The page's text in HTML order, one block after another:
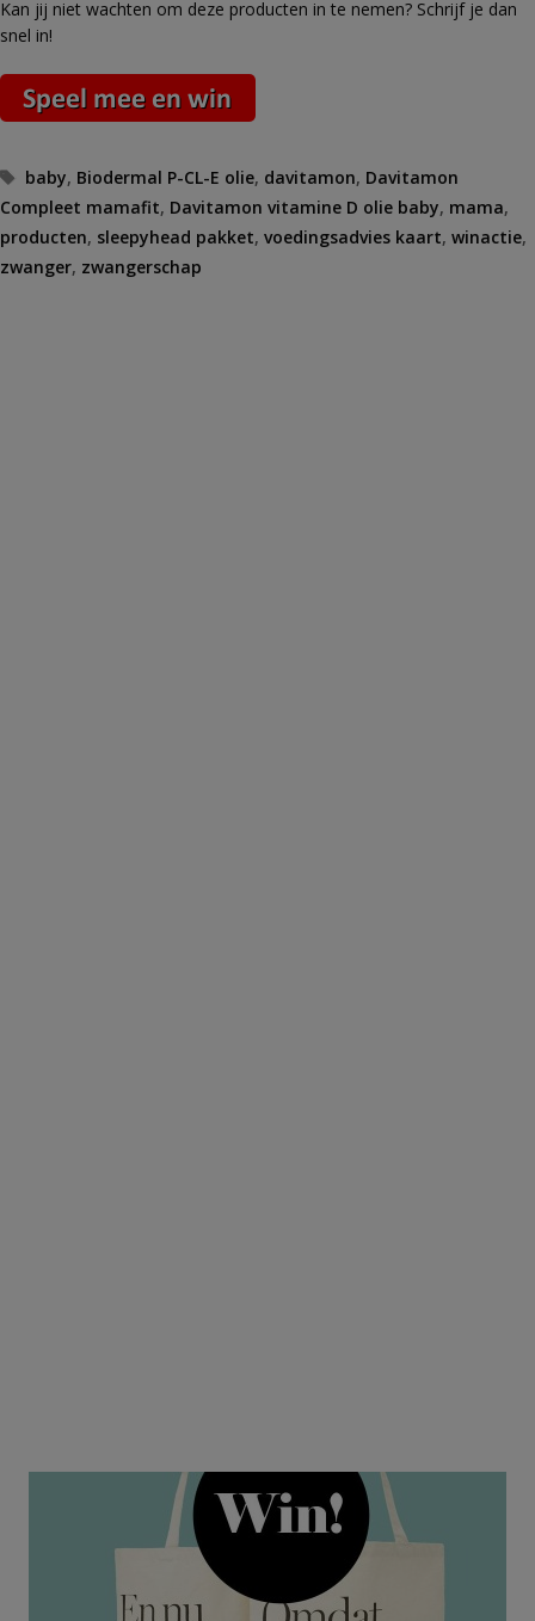
Kan jij niet wachten om deze producten in te nemen? Schrijf je dan
snel in!
Tags
baby, Biodermal P-CL-E olie, davitamon, Davitamon
Compleet mamafit, Davitamon vitamine D olie baby, mama,
producten, sleepyhead pakket, voedingsadvies kaart, winactie,
zwanger, zwangerschap